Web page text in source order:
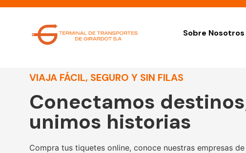
Sobre Nosotros
VIAJA FÁCIL, SEGURO Y SIN FILAS
Conectamos
unimos historias
Compra tus tiquetes online, conoce nuestras empresas